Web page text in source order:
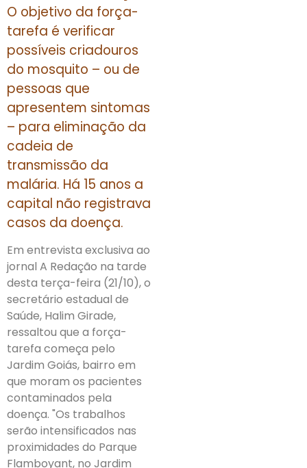
O objetivo da força-
tarefa é verificar
possíveis criadouros
do mosquito – ou de
pessoas que
apresentem sintomas
– para eliminação da
cadeia de
transmissão da
malária. Há 15 anos a
capital não registrava
casos da doença.
Em entrevista exclusiva ao
jornal A Redação na tarde
desta terça-feira (21/10), o
secretário estadual de
Saúde, Halim Girade,
ressaltou que a força-
tarefa começa pelo
Jardim Goiás, bairro em
que moram os pacientes
contaminados pela
doença. "Os trabalhos
serão intensificados nas
proximidades do Parque
Flamboyant, no Jardim